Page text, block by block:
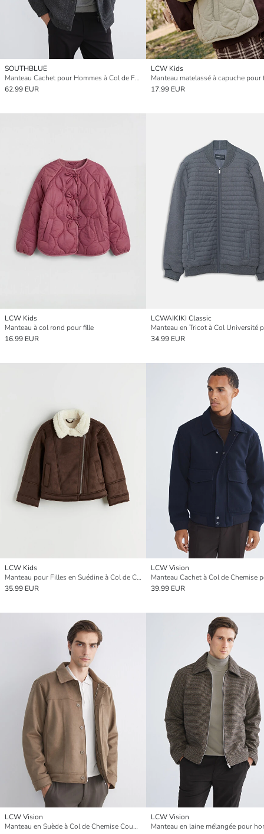
SOUTHBLUE
Manteau Cachet pour Hommes à Col de Fourrure et Coupe Régulière
62.99 EUR
LCW Kids
Manteau matelassé à capuche pour
17.99 EUR
LCW Kids
Manteau à col rond pour fille
16.99 EUR
LCWAIKIKI Classic
34.99 EUR
LCW Kids
Manteau pour Filles en Suédine à Col de Chemise Douillet
35.99 EUR
LCW Vision
39.99 EUR
LCW Vision
Manteau en Suède à Col de Chemise Coupe Décontractée pour Hommes
LCW Vision